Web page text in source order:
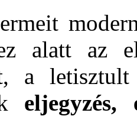
alatt az
a
eljegyzés,